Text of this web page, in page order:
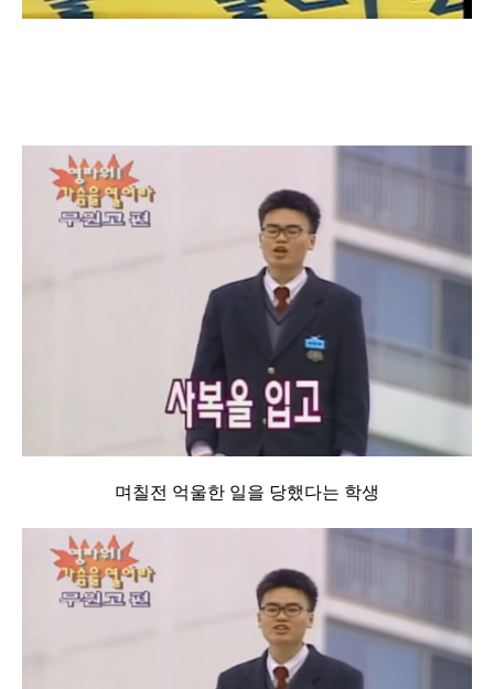
며칠전 억울한 일을 당했다는 학생